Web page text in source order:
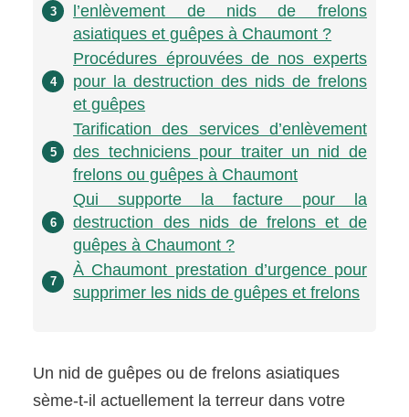
3
l’enlèvement de nids de frelons
asiatiques et guêpes à Chaumont ?
4
Procédures éprouvées de nos experts
pour la destruction des nids de frelons
et guêpes
5
Tarification des services d’enlèvement
des techniciens pour traiter un nid de
frelons ou guêpes à Chaumont
6
Qui supporte la facture pour la
destruction des nids de frelons et de
guêpes à Chaumont ?
7
À Chaumont prestation d’urgence pour
supprimer les nids de guêpes et frelons
Un nid de guêpes ou de frelons asiatiques
sème-t-il actuellement la terreur dans votre